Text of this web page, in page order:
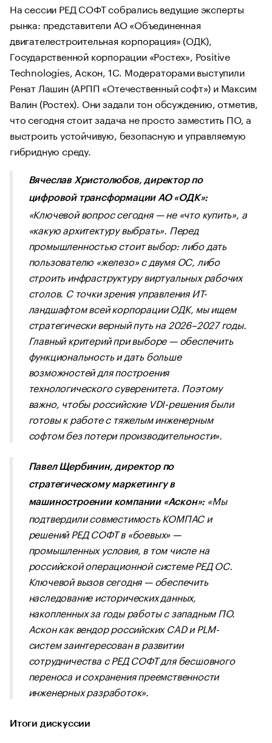
На сессии РЕД СОФТ собрались ведущие эксперты
рынка: представители АО «Объединенная
двигателестроительная корпорация» (ОДК),
Государственной корпорации «Ростех», Positive
Technologies, Аскон, 1С. Модераторами выступили
Ренат Лашин (АРПП «Отечественный софт») и Максим
Валин (Ростех). Они задали тон обсуждению, отметив,
что сегодня стоит задача не просто заместить ПО, а
выстроить устойчивую, безопасную и управляемую
гибридную среду.
Вячеслав Христолюбов, директор по
цифровой трансформации АО «ОДК»:
«Ключевой вопрос сегодня — не «что купить», а
«какую архитектуру выбрать». Перед
промышленностью стоит выбор: либо дать
пользователю «железо» с двумя ОС, либо
строить инфраструктуру виртуальных рабочих
столов. С точки зрения управления ИТ-
ландшафтом всей корпорации ОДК, мы ищем
стратегически верный путь на 2026–2027 годы.
Главный критерий при выборе — обеспечить
функциональность и дать больше
возможностей для построения
технологического суверенитета. Поэтому
важно, чтобы российские VDI-решения были
готовы к работе с тяжелым инженерным
софтом без потери производительности».
Павел Щербинин, директор по
стратегическому маркетингу в
машиностроении компании «Аскон»: «Мы
подтвердили совместимость КОМПАС и
решений РЕД СОФТ в «боевых» —
промышленных условия, в том числе на
российской операционной системе РЕД ОС.
Ключевой вызов сегодня — обеспечить
наследование исторических данных,
накопленных за годы работы с западным ПО.
Аскон как вендор российских CAD и PLM-
систем заинтересован в развитии
сотрудничества с РЕД СОФТ для бесшовного
переноса и сохранения преемственности
инженерных разработок».
Итоги дискуссии